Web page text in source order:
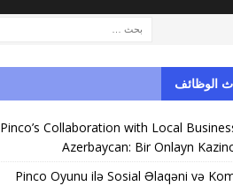
الوظائف
Pinco’s Collaboration with Local
Azerbaycan: Bir Onlayn
Pinco Oyunu ilə Sosial Əlaqəni və